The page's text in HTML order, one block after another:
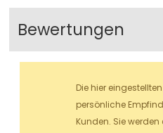
Bewertungen
Die hier
persönliche
Kunden. Sie